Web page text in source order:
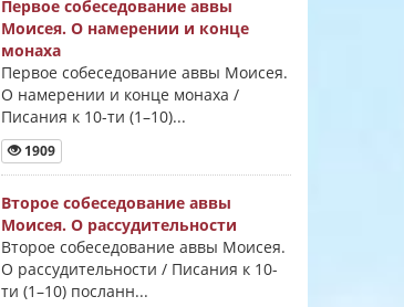
Первое собеседование аввы
Моисея. О намерении и конце
монаха
Первое собеседование аввы Моисея.
О намерении и конце монаха /
Писания к 10-ти (1–10)...
1909
Второе собеседование аввы
Моисея. О рассудительности
Второе собеседование аввы Моисея.
О рассудительности / Писания к 10-
ти (1–10) посланн...